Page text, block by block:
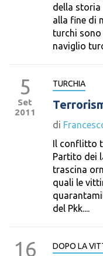
della storia
alla fine di
turchi
naviglio
5
Set
2011
TURCHIA
di
Il conflitto
Partito dei
trascina
quali le
del Pkk....
16 DOPO LA